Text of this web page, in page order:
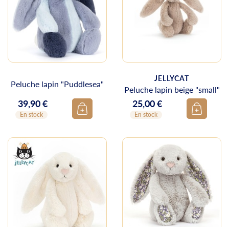
Peluche lapin "Puddlesea"
Prix
39,90 €
En stock
JELLYCAT
Peluche lapin beige "small"
Prix
25,00 €
En stock